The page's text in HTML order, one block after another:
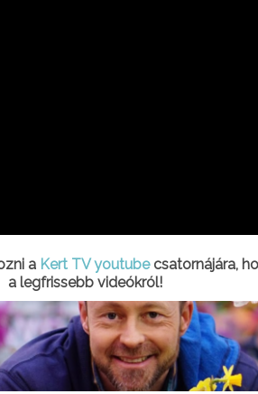
a Kert TV youtubecsatornájára,
a legfrissebb videókról!